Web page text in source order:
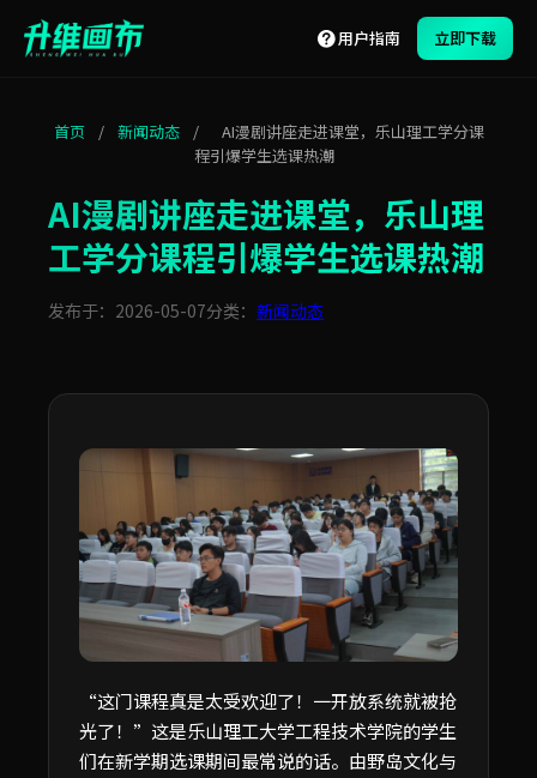
用户指南 立即下载
首页 / 新闻动态 /
AI漫剧讲座走进课堂，乐山理工学分课
程引爆学生选课热潮
AI漫剧讲座走进课堂，乐山理
工学分课程引爆学生选课热潮
发布于：2026-05-07分类： 新闻动态
“这门课程真是太受欢迎了！一开放系统就被抢
光了！”这是乐山理工大学工程技术学院的学生
们在新学期选课期间最常说的话。由野岛文化与